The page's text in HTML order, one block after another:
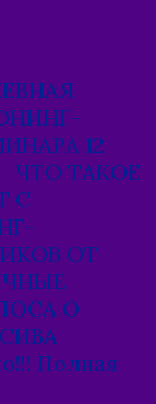
12
ЧТО ТАКОЕ
С
ОТ
О
Полная